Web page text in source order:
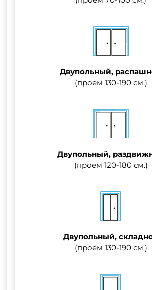
Двупольный,
(проем 130-190 см.)
Двупольный,
(проем 120-180 см.)
Двупольный,
(проем 130-190 см.)